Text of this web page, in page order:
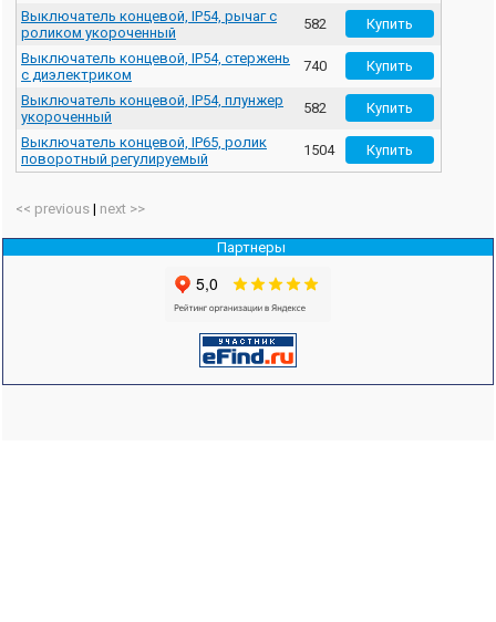
Выключатель концевой, IP54, рычаг с
роликом укороченный
582
Выключатель концевой, IP54, стержень
с диэлектриком
740
Выключатель концевой, IP54, плунжер
укороченный
582
Выключатель концевой, IP65, ролик
поворотный регулируемый
1504
<< previous | next >>
Партнеры